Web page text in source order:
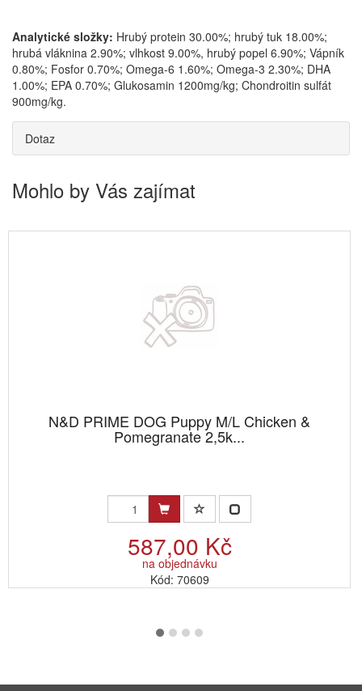
Analytické složky: Hrubý protein 30.00%; hrubý tuk 18.00%;
hrubá vláknina 2.90%; vlhkost 9.00%, hrubý popel 6.90%; Vápník
0.80%; Fosfor 0.70%; Omega-6 1.60%; Omega-3 2.30%; DHA
1.00%; EPA 0.70%; Glukosamin 1200mg/kg; Chondroitin sulfát
900mg/kg.
Dotaz
Mohlo by Vás zajímat
N&D PRIME DOG Puppy M/L Chicken &
Pomegranate 2,5k...
587,00 Kč
na objednávku
Kód: 70609